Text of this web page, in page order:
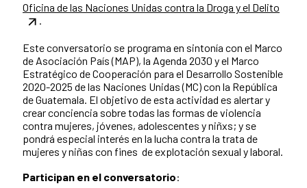
Oficina de las Naciones Unidas contra la Droga y el Delito
.
Este conversatorio se programa en sintonía con el Marco
de Asociación País (MAP), la Agenda 2030 y el Marco
Estratégico de Cooperación para el Desarrollo Sostenible
2020-2025 de las Naciones Unidas (MC) con la República
de Guatemala. El objetivo de esta actividad es alertar y
crear conciencia sobre todas las formas de violencia
contra mujeres, jóvenes, adolescentes y niñxs; y se
pondrá especial interés en la lucha contra la trata de
mujeres y niñas con fines de explotación sexual y laboral.
Participan en el conversatorio: